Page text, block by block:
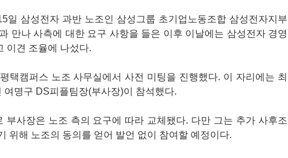
일 삼성전자 과반 노조인 삼성그룹 초기업노동조합 삼성전자지부
만나 사측에 대한 요구 사항을 들은 이후 이날에는 삼성전자 경영
이견 조율에 나섰다.
택캠퍼스 노조 사무실에서 사전 미팅을 진행했다. 이 자리에는 최
명구 DS피플팀장(부사장)이 참석했다.
부사장은 노조 측의 요구에 따라 교체됐다. 다만 그는 추가 사후조
위해 노조의 동의를 얻어 발언 없이 참여할 예정이다.